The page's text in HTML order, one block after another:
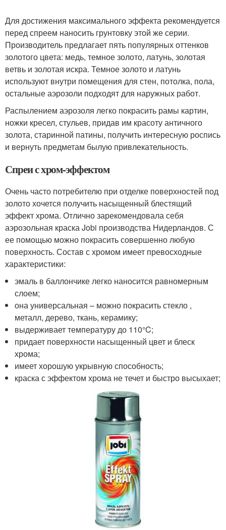
Для достижения максимального эффекта рекомендуется
перед спреем наносить грунтовку этой же серии.
Производитель предлагает пять популярных оттенков
золотого цвета: медь, темное золото, латунь, золотая
ветвь и золотая искра. Темное золото и латунь
используют внутри помещения для стен, потолка, пола,
остальные аэрозоли подходят для наружных работ.
Распылением аэрозоля легко покрасить рамы картин,
ножки кресел, стульев, придав им красоту античного
золота, старинной патины, получить интересную роспись
и вернуть предметам былую привлекательность.
Спреи с хром-эффектом
Очень часто потребителю при отделке поверхностей под
золото хочется получить насыщенный блестящий
эффект хрома. Отлично зарекомендовала себя
аэрозольная краска Jobi производства Нидерландов. С
ее помощью можно покрасить совершенно любую
поверхность. Состав с хромом имеет превосходные
характеристики:
эмаль в баллончике легко наносится равномерным
слоем;
она универсальная – можно покрасить стекло ,
металл, дерево, ткань, керамику;
выдерживает температуру до 110°C;
придает поверхности насыщенный цвет и блеск
хрома;
имеет хорошую укрывную способность;
краска с эффектом хрома не течет и быстро высыхает;